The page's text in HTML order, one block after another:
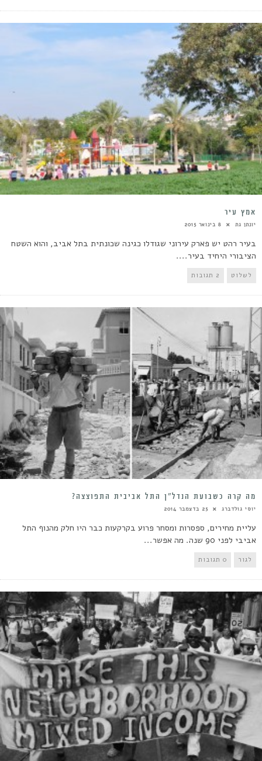
אמץ עיר
יונתן גת 8 בינואר 2015
בעיר רהט יש פארק עירוני שגודלו כגינה שכונתית בתל אביב, והוא השטח
הציבורי היחיד בעיר....
לשלוט 2 תגובות
מה קרה כשבועת הנדל”ן התל אביבית התפוצצה?
יוסי גולדברג 25 בדצמבר 2014
עליית מחירים, ספסרות ומסחר פרוע בקרקעות כבר היו חלק מהנוף התל
אביבי לפני 90 שנה. מה אפשר...
לגור 0 תגובות